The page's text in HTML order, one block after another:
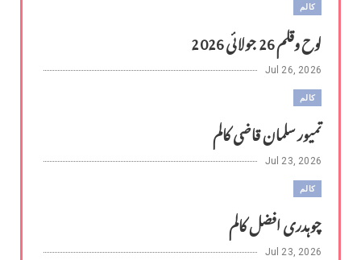
کالم
لوح وقلم 26 جولائی 2026
Jul 26, 2026
کالم
تمیور سلمان قاضی کالم
Jul 23, 2026
کالم
چوہدری افضل کالم
Jul 23, 2026